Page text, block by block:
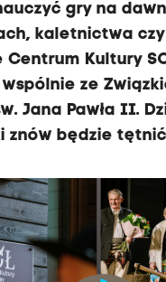
gry na
kaletnictwa czy
Centrum Kultury
ze
Jana Pawła II.
znów będzie